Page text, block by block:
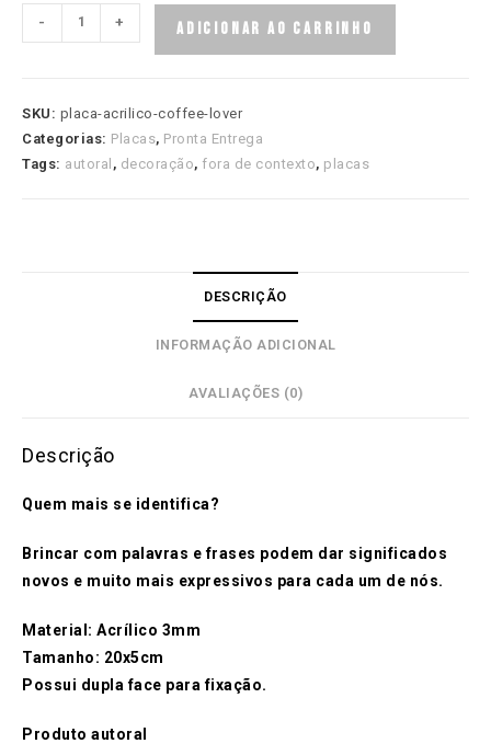
Acrílico
Lover
quantidade
- + ADICIONAR AO CARRINHO
SKU: placa-acrilico-coffee-lover
Categorias: Placas, Pronta Entrega
Tags: autoral , decoração, fora de contexto, placas
DESCRIÇÃO
INFORMAÇÃO ADICIONAL
AVALIAÇÕES (0)
Descrição
Quem mais se identifica?
Brincar com palavras e frases podem dar significados
novos e muito mais expressivos para cada um de nós.
Material: Acrílico 3mm
Tamanho: 20x5cm
Possui dupla face para fixação.
Produto autoral